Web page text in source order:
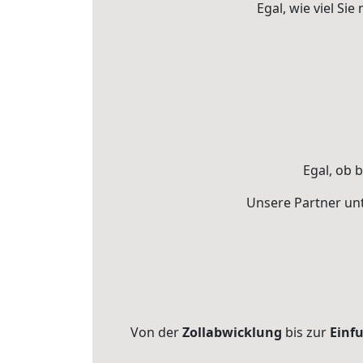
Egal, wie viel
Egal, ob
Unsere Partner
Von derZollabwicklung bis zur